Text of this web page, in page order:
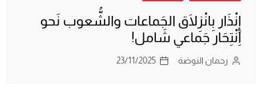
إِنْذَار بِانْزِلَاق الجَماعات والشُّعوب نَحو
اِنْتِحَار جَماعي شَامل!
رحمان النوضة 23/11/2025